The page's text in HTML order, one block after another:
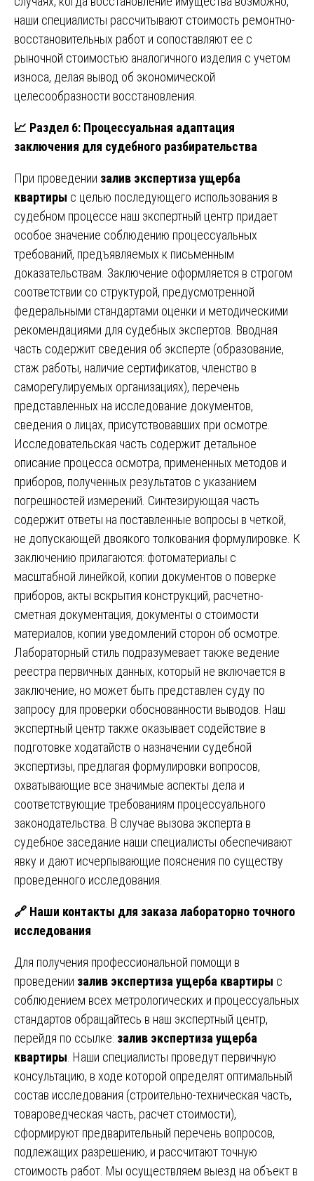
наши специалисты рассчитывают стоимость ремонтно-
восстановительных работ и сопоставляют ее с
рыночной стоимостью аналогичного изделия с учетом
износа, делая вывод об экономической
целесообразности восстановления.
📈 Раздел 6: Процессуальная адаптация
заключения для судебного разбирательства
При проведении залив экспертиза ущерба
квартиры с целью последующего использования в
судебном процессе наш экспертный центр придает
особое значение соблюдению процессуальных
требований, предъявляемых к письменным
доказательствам. Заключение оформляется в строгом
соответствии со структурой, предусмотренной
федеральными стандартами оценки и методическими
рекомендациями для судебных экспертов. Вводная
часть содержит сведения об эксперте (образование,
стаж работы, наличие сертификатов, членство в
саморегулируемых организациях), перечень
представленных на исследование документов,
сведения о лицах, присутствовавших при осмотре.
Исследовательская часть содержит детальное
описание процесса осмотра, примененных методов и
приборов, полученных результатов с указанием
погрешностей измерений. Синтезирующая часть
содержит ответы на поставленные вопросы в четкой,
не допускающей двоякого толкования формулировке. К
заключению прилагаются: фотоматериалы с
масштабной линейкой, копии документов о поверке
приборов, акты вскрытия конструкций, расчетно-
сметная документация, документы о стоимости
материалов, копии уведомлений сторон об осмотре.
Лабораторный стиль подразумевает также ведение
реестра первичных данных, который не включается в
заключение, но может быть представлен суду по
запросу для проверки обоснованности выводов. Наш
экспертный центр также оказывает содействие в
подготовке ходатайств о назначении судебной
экспертизы, предлагая формулировки вопросов,
охватывающие все значимые аспекты дела и
соответствующие требованиям процессуального
законодательства. В случае вызова эксперта в
судебное заседание наши специалисты обеспечивают
явку и дают исчерпывающие пояснения по существу
проведенного исследования.
🔗 Наши контакты для заказа лабораторно точного
исследования
Для получения профессиональной помощи в
проведении залив экспертиза ущерба квартиры с
соблюдением всех метрологических и процессуальных
стандартов обращайтесь в наш экспертный центр,
перейдя по ссылке: залив экспертиза ущерба
квартиры . Наши специалисты проведут первичную
консультацию, в ходе которой определят оптимальный
состав исследования (строительно-техническая часть,
товароведческая часть, расчет стоимости),
сформируют предварительный перечень вопросов,
подлежащих разрешению, и рассчитают точную
стоимость работ. Мы осуществляем выезд на объект в